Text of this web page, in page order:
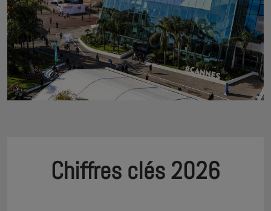
Chiffres clés 2026